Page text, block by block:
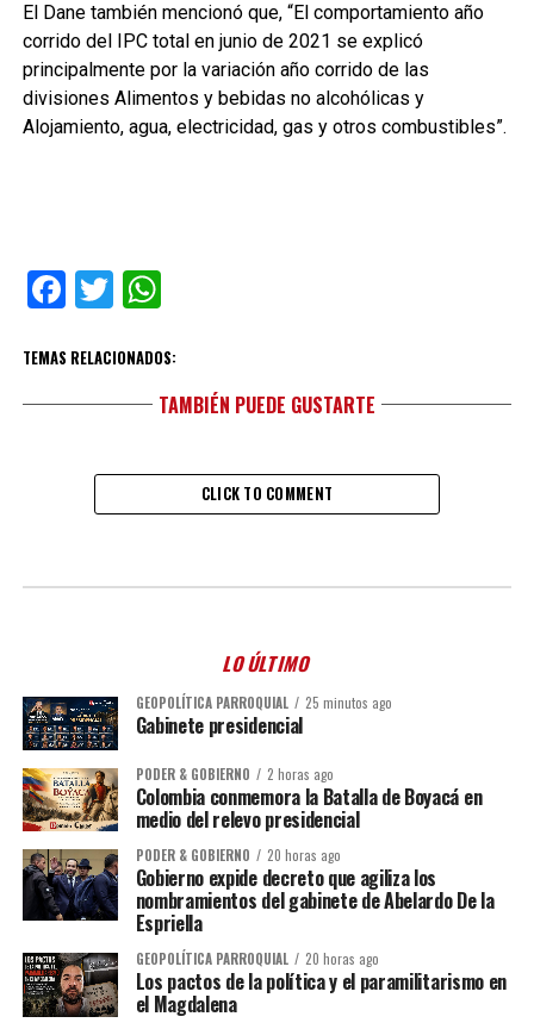
El Dane también mencionó que, “El comportamiento año
corrido del IPC total en junio de 2021 se explicó
principalmente por la variación año corrido de las
divisiones Alimentos y bebidas no alcohólicas y
Alojamiento, agua, electricidad, gas y otros combustibles”.
Facebook
TwitterWhatsApp
TEMAS RELACIONADOS:
TAMBIÉN PUEDE GUSTARTE
CLICK TO COMMENT
LO ÚLTIMO
GEOPOLÍTICA PARROQUIAL 25 minutos ago
Gabinete presidencial
PODER & GOBIERNO 2 horas ago
Colombia conmemora la Batalla de Boyacá en
medio del relevo presidencial
PODER & GOBIERNO 20 horas ago
Gobierno expide decreto que agiliza los
nombramientos del gabinete de Abelardo De la
Espriella
GEOPOLÍTICA PARROQUIAL 20 horas ago
Los pactos de la política y el paramilitarismo en
el Magdalena